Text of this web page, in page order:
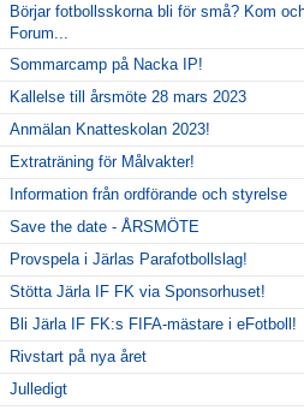
Börjar fotbollsskorna bli för små? Kom
Forum...
Sommarcamp på Nacka IP!
Kallelse till årsmöte 28 mars 2023
Anmälan Knatteskolan 2023!
Extraträning för Målvakter!
Information från ordförande och styrelse
Save the date - ÅRSMÖTE
Provspela i Järlas Parafotbollslag!
Stötta Järla IF FK via Sponsorhuset!
Bli Järla IF FK:s FIFA-mästare i eFotboll!
Rivstart på nya året
Julledigt